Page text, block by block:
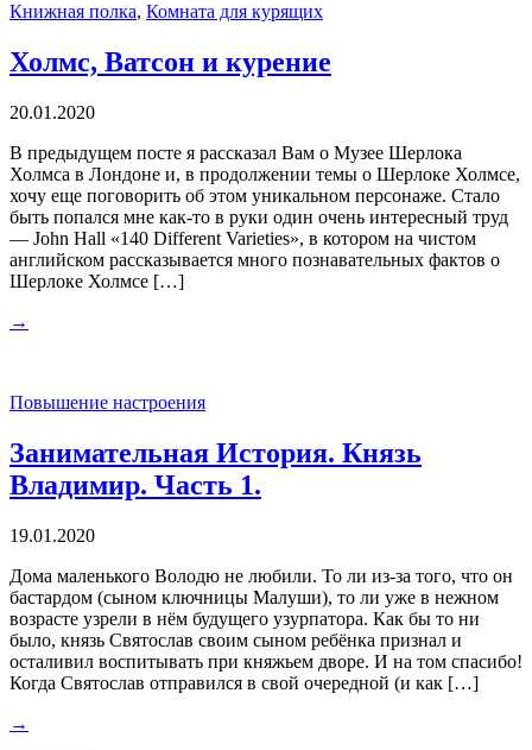
Книжная полка, Комната для курящих
Холмс, Ватсон и курение
20.01.2020
В предыдущем посте я рассказал Вам о Музее Шерлока
Холмса в Лондоне и, в продолжении темы о Шерлоке Холмсе,
хочу еще поговорить об этом уникальном персонаже. Стало
быть попался мне как-то в руки один очень интересный труд
— John Hall «140 Different Varieties», в котором на чистом
английском рассказывается много познавательных фактов о
Шерлоке Холмсе […]
→
Повышение настроения
Занимательная История. Князь
Владимир. Часть 1.
19.01.2020
Дома маленького Володю не любили. То ли из-за того, что он
бастардом (сыном ключницы Малуши), то ли уже в нежном
возрасте узрели в нём будущего узурпатора. Как бы то ни
было, князь Святослав своим сыном ребёнка признал и
осталивил воспитывать при княжьем дворе. И на том спасибо!
Когда Святослав отправился в свой очередной (и как […]
→